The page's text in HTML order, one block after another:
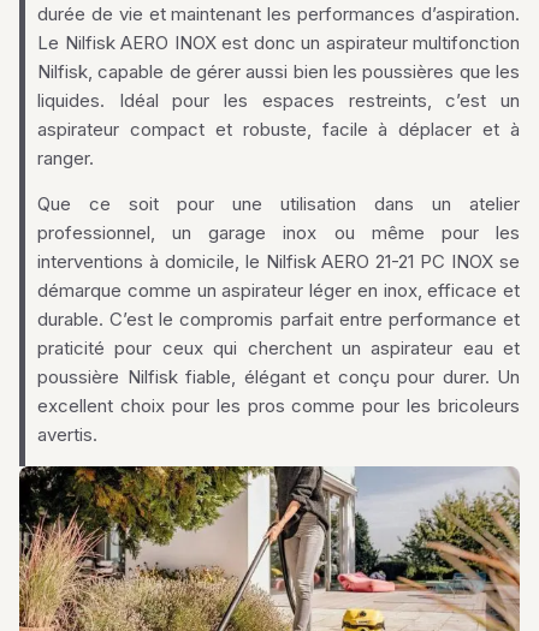
durée de vie et maintenant les performances d’aspiration.
Le Nilfisk AERO INOX est donc un aspirateur multifonction
Nilfisk, capable de gérer aussi bien les poussières que les
liquides. Idéal pour les espaces restreints, c’est un
aspirateur compact et robuste, facile à déplacer et à
ranger.
Que ce soit pour une utilisation dans un atelier
professionnel, un garage inox ou même pour les
interventions à domicile, le Nilfisk AERO 21-21 PC INOX se
démarque comme un aspirateur léger en inox, efficace et
durable. C’est le compromis parfait entre performance et
praticité pour ceux qui cherchent un aspirateur eau et
poussière Nilfisk fiable, élégant et conçu pour durer. Un
excellent choix pour les pros comme pour les bricoleurs
avertis.